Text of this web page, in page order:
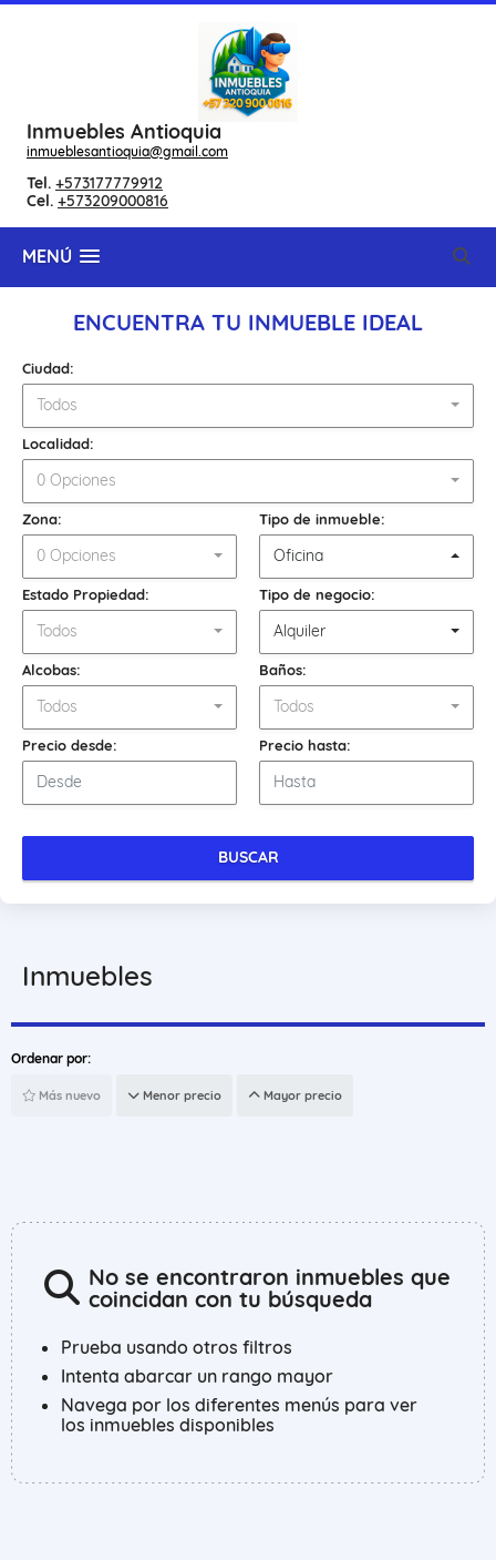
Inmuebles Antioquia
inmueblesantioquia@gmail.com
Tel. +573177779912
Cel. +573209000816
MENÚ
ENCUENTRA TU INMUEBLE IDEAL
Ciudad:
Todos
Localidad:
0 Opciones
Zona:
0 Opciones
Tipo de inmueble:
Oficina
Estado Propiedad:
Todos
Tipo de negocio:
Alquiler
Alcobas:
Todos
Baños:
Todos
Precio desde: Precio hasta:
BUSCAR
Inmuebles
Ordenar por:
Más nuevo Menor precio Mayor precio
No se encontraron inmuebles que
coincidan con tu búsqueda
Prueba usando otros filtros
Intenta abarcar un rango mayor
Navega por los diferentes menús para ver
los inmuebles disponibles